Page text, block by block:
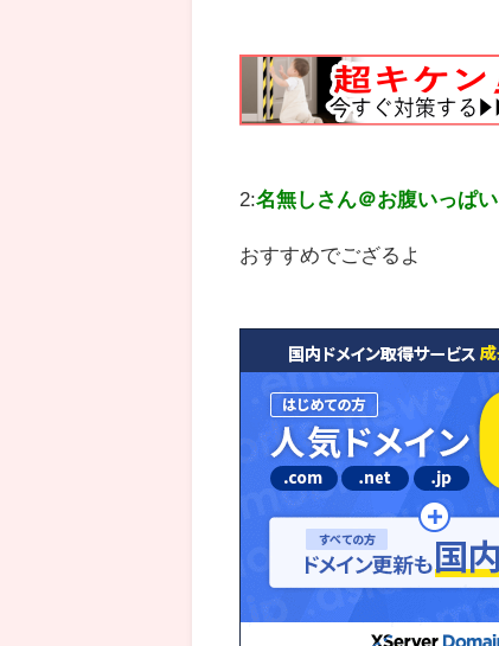
2:名無しさん＠お腹いっぱい
おすすめでござるよ